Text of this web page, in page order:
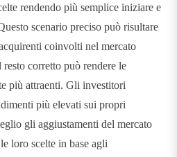
rendendo più semplice iniziare e
scenario preciso può risultare
coinvolti nel mercato
corretto può rendere le
più attraenti. Gli investitori
più elevati sui propri
gli aggiustamenti del mercato
loro scelte in base agli